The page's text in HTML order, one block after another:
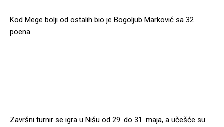
Kod Mege bolji od ostalih bio je Bogoljub Marković sa 32
poena.
Završni turnir se igra u Nišu od 29. do 31. maja, a učešće su